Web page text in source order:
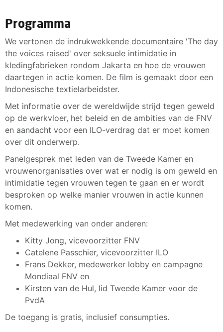
Programma
We vertonen de indrukwekkende documentaire 'The day
the voices raised' over seksuele intimidatie in
kledingfabrieken rondom Jakarta en hoe de vrouwen
daartegen in actie komen. De film is gemaakt door een
Indonesische textielarbeidster.
Met informatie over de wereldwijde strijd tegen geweld
op de werkvloer, het beleid en de ambities van de FNV
en aandacht voor een ILO-verdrag dat er moet komen
over dit onderwerp.
Panelgesprek met leden van de Tweede Kamer en
vrouwenorganisaties over wat er nodig is om geweld en
intimidatie tegen vrouwen tegen te gaan en er wordt
besproken op welke manier vrouwen in actie kunnen
komen.
Met medewerking van onder anderen:
Kitty Jong, vicevoorzitter FNV
Catelene Passchier, vicevoorzitter ILO
Frans Dekker, medewerker lobby en campagne
Mondiaal FNV en
Kirsten van de Hul, lid Tweede Kamer voor de
PvdA
De toegang is gratis, inclusief consumpties.